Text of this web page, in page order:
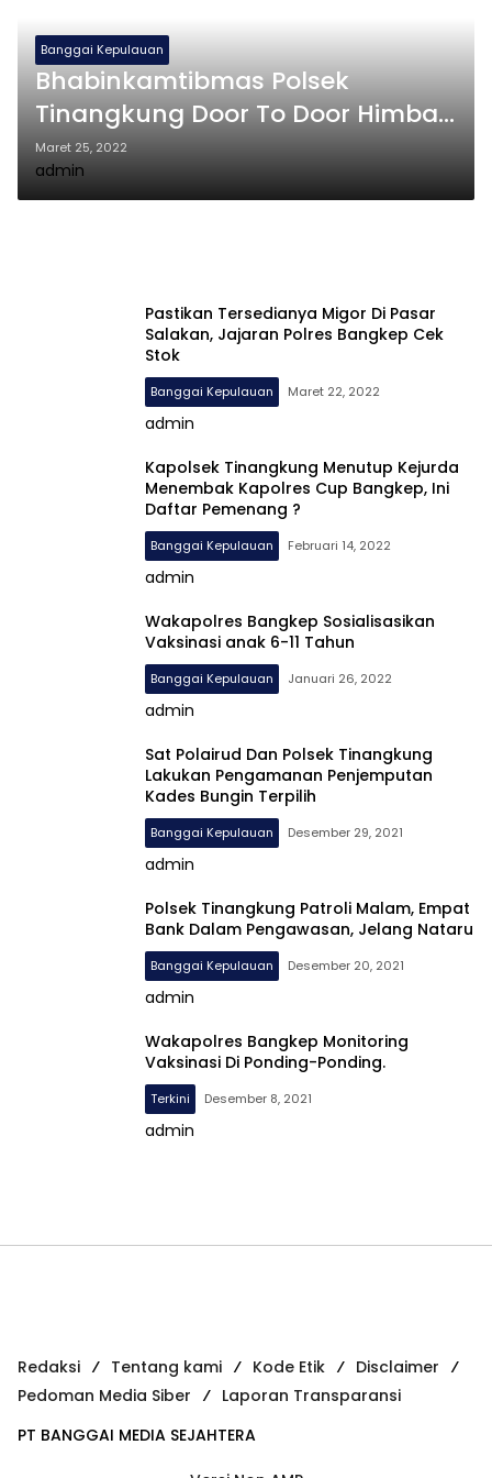
Banggai Kepulauan
Bhabinkamtibmas Polsek
Tinangkung Door To Door Himbau
Warga Patuhi Protokol Kesehatan
Dan Mengikuti Vaksinasi
Maret 25, 2022
admin
Pastikan Tersedianya Migor Di Pasar
Salakan, Jajaran Polres Bangkep Cek
Stok
Banggai Kepulauan Maret 22, 2022
admin
Kapolsek Tinangkung Menutup Kejurda
Menembak Kapolres Cup Bangkep, Ini
Daftar Pemenang ?
Banggai Kepulauan Februari 14, 2022
admin
Wakapolres Bangkep Sosialisasikan
Vaksinasi anak 6-11 Tahun
Banggai Kepulauan Januari 26, 2022
admin
Sat Polairud Dan Polsek Tinangkung
Lakukan Pengamanan Penjemputan
Kades Bungin Terpilih
Banggai Kepulauan Desember 29, 2021
admin
Polsek Tinangkung Patroli Malam, Empat
Bank Dalam Pengawasan, Jelang Nataru
Banggai Kepulauan Desember 20, 2021
admin
Wakapolres Bangkep Monitoring
Vaksinasi Di Ponding-Ponding.
Terkini Desember 8, 2021
admin
Redaksi Tentang kami Kode Etik
Disclaimer
Pedoman Media Siber
Laporan Transparansi
PT BANGGAI MEDIA SEJAHTERA